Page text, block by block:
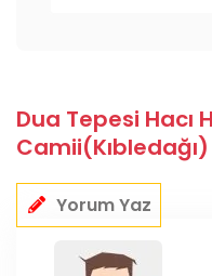
Dua Tepesi Hacı
Camii(Kıbledağı)
Yorum Yaz